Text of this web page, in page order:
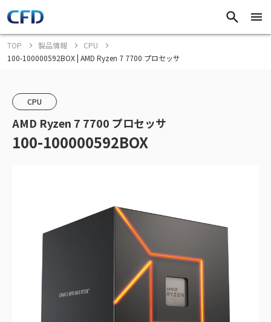
TOP 製品情報
CPU
100-100000592BOX | AMD Ryzen 7 7700 プロセッサ
CPU
AMD Ryzen 7 7700 プロセッサ
100-100000592BOX